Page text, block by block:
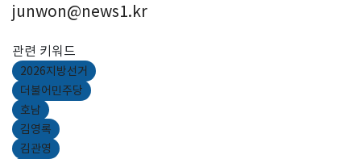
junwon@news1.kr
관련 키워드
2026지방선거
더불어민주당
호남
김영록
김관영